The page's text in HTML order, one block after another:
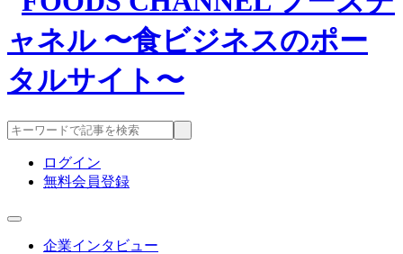
ログイン
無料会員登録
企業インタビュー